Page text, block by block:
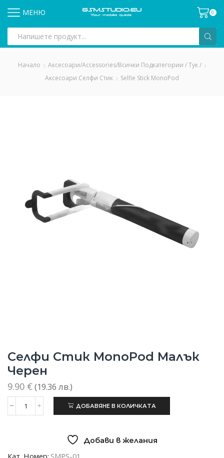
МЕНЮ 0
input
Начало
Аксесоари/Accessories/всички Подкатегории / Тук /
Аксесоари Селфи Стик
Selfie Stick MonoPod
Селфи Стик MonoPod Малък
Черен
9.90 €(19.36 лв.)
количество
малък
ДОБАВЯНЕ В КОЛИЧКАТА
Добави в желания
Кат. Номер: SMPS-01